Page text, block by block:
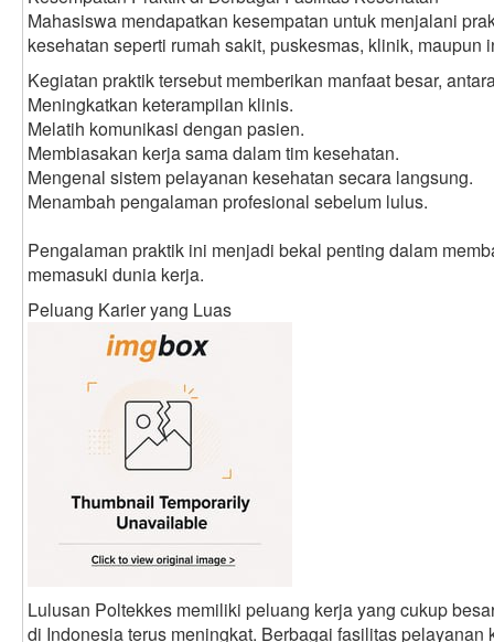
Mahasiswa mendapatkan kesempatan untuk menjalani
kesehatan seperti rumah sakit, puskesmas, klinik, maupun
Kegiatan praktik tersebut memberikan manfaat besar,
Meningkatkan keterampilan klinis.
Melatih komunikasi dengan pasien.
Membiasakan kerja sama dalam tim kesehatan.
Mengenal sistem pelayanan kesehatan secara langsung.
Menambah pengalaman profesional sebelum lulus.
Pengalaman praktik ini menjadi bekal penting dalam
memasuki dunia kerja.
Peluang Karier yang Luas
Lulusan Poltekkes memiliki peluang kerja yang cukup
di Indonesia terus meningkat. Berbagai fasilitas pelayanan